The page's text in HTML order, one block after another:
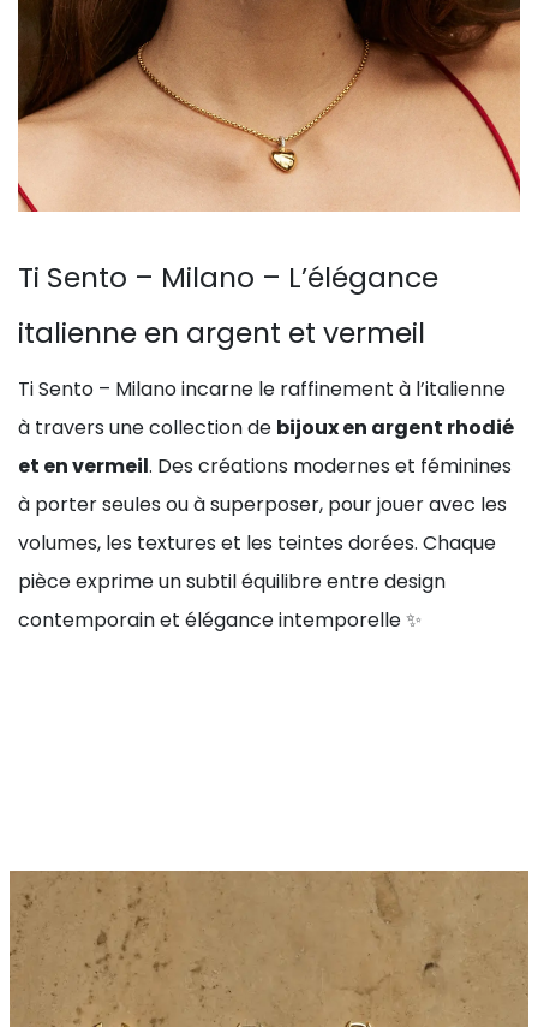
Ti Sento – Milano – L’élégance
italienne en argent et vermeil
Ti Sento – Milano incarne le raffinement à l’italienne
à travers une collection de bijoux en argent rhodié
et en vermeil. Des créations modernes et féminines
à porter seules ou à superposer, pour jouer avec les
volumes, les textures et les teintes dorées. Chaque
pièce exprime un subtil équilibre entre design
contemporain et élégance intemporelle ✨